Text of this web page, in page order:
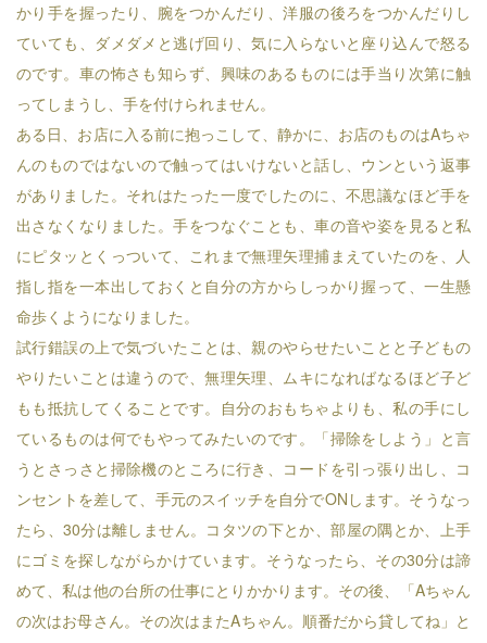
かり手を握ったり、腕をつかんだり、洋服の後ろをつかんだりし
ていても、ダメダメと逃げ回り、気に入らないと座り込んで怒る
のです。車の怖さも知らず、興味のあるものには手当り次第に触
ってしまうし、手を付けられません。
ある日、お店に入る前に抱っこして、静かに、お店のものはAちゃ
んのものではないので触ってはいけないと話し、ウンという返事
がありました。それはたった一度でしたのに、不思議なほど手を
出さなくなりました。手をつなぐことも、車の音や姿を見ると私
にピタッとくっついて、これまで無理矢理捕まえていたのを、人
指し指を一本出しておくと自分の方からしっかり握って、一生懸
命歩くようになりました。
試行錯誤の上で気づいたことは、親のやらせたいことと子どもの
やりたいことは違うので、無理矢理、ムキになればなるほど子ど
もも抵抗してくることです。自分のおもちゃよりも、私の手にし
ているものは何でもやってみたいのです。「掃除をしよう」と言
うとさっさと掃除機のところに行き、コードを引っ張り出し、コ
ンセントを差して、手元のスイッチを自分でONします。そうなっ
たら、30分は離しません。コタツの下とか、部屋の隅とか、上手
にゴミを探しながらかけています。そうなったら、その30分は諦
めて、私は他の台所の仕事にとりかかります。その後、「Aちゃん
の次はお母さん。その次はまたAちゃん。順番だから貸してね」と